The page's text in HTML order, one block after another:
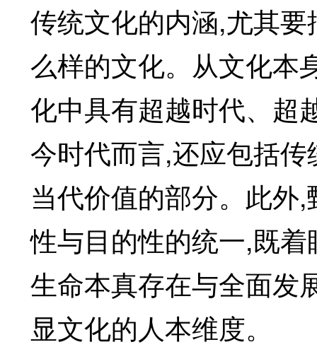
传统文化的内涵,尤其要
么样的文化。从文化本
化中具有超越时代、超
今时代而言,还应包括
当代价值的部分。此外
性与目的性的统一,既
生命本真存在与全面发
显文化的人本维度。